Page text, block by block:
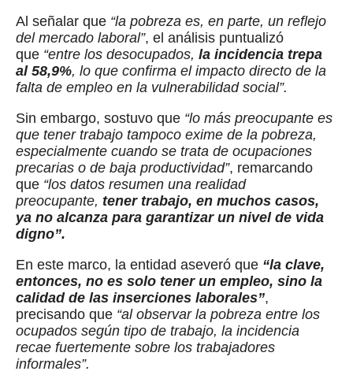
Al señalar que “la pobreza es, en parte, un reflejo
del mercado laboral”, el análisis puntualizó
que “entre los desocupados, la incidencia trepa
al 58,9%, lo que confirma el impacto directo de la
falta de empleo en la vulnerabilidad social”.
Sin embargo, sostuvo que “lo más preocupante es
que tener trabajo tampoco exime de la pobreza,
especialmente cuando se trata de ocupaciones
precarias o de baja productividad”, remarcando
que “los datos resumen una realidad
preocupante, tener trabajo, en muchos casos,
ya no alcanza para garantizar un nivel de vida
digno”.
En este marco, la entidad aseveró que “la clave,
entonces, no es solo tener un empleo, sino la
calidad de las inserciones laborales”,
precisando que “al observar la pobreza entre los
ocupados según tipo de trabajo, la incidencia
recae fuertemente sobre los trabajadores
informales”.